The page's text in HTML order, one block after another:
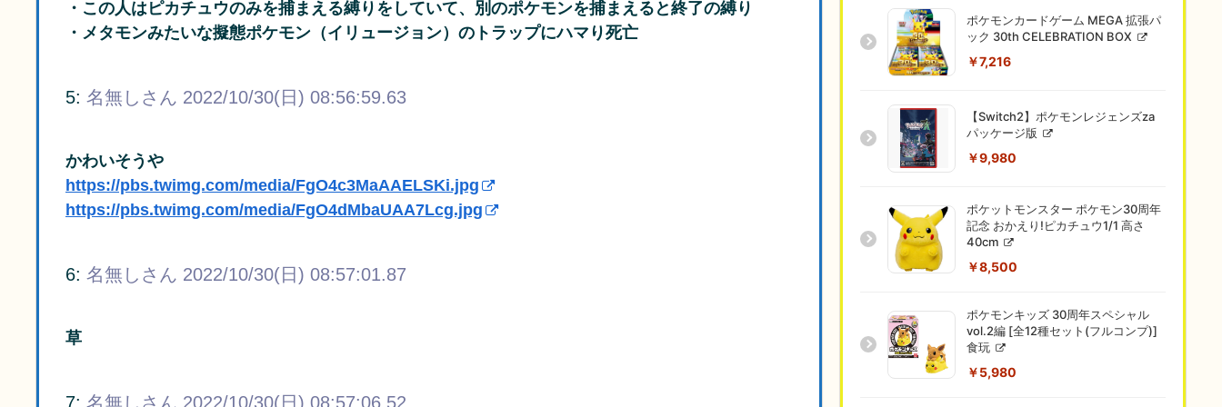
・この人はピカチュウのみを捕まえる縛りをしていて、別のポケモンを捕まえると終了の縛り
・メタモンみたいな擬態ポケモン（イリュージョン）のトラップにハマり死亡
5: 名無しさん 2022/10/30(日) 08:56:59.63
かわいそうや
https://pbs.twimg.com/media/FgO4c3MaAAELSKi.jpg
https://pbs.twimg.com/media/FgO4dMbaUAA7Lcg.jpg
6: 名無しさん 2022/10/30(日) 08:57:01.87
草
7: 名無しさん 2022/10/30(日) 08:57:06.52
ポケモンカードゲーム MEGA 拡張パ
ック 30th CELEBRATION BOX
￥7,216
【Switch2】ポケモンレジェンズza
パッケージ版
￥9,980
ポケットモンスター ポケモン30周年
記念 おかえり!ピカチュウ1/1 高さ
40cm
￥8,500
ポケモンキッズ 30周年スペシャル
vol.2編 [全12種セット(フルコンプ)]
食玩
￥5,980